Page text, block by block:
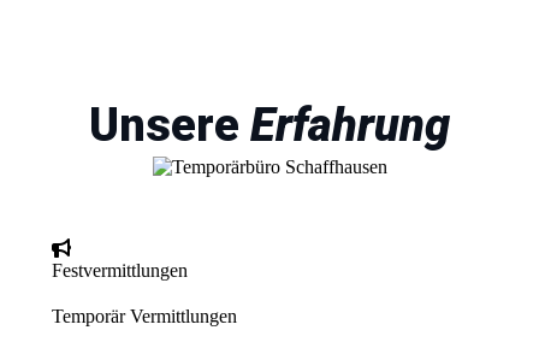
Unsere Erfahrung
Festvermittlungen
Temporär Vermittlungen